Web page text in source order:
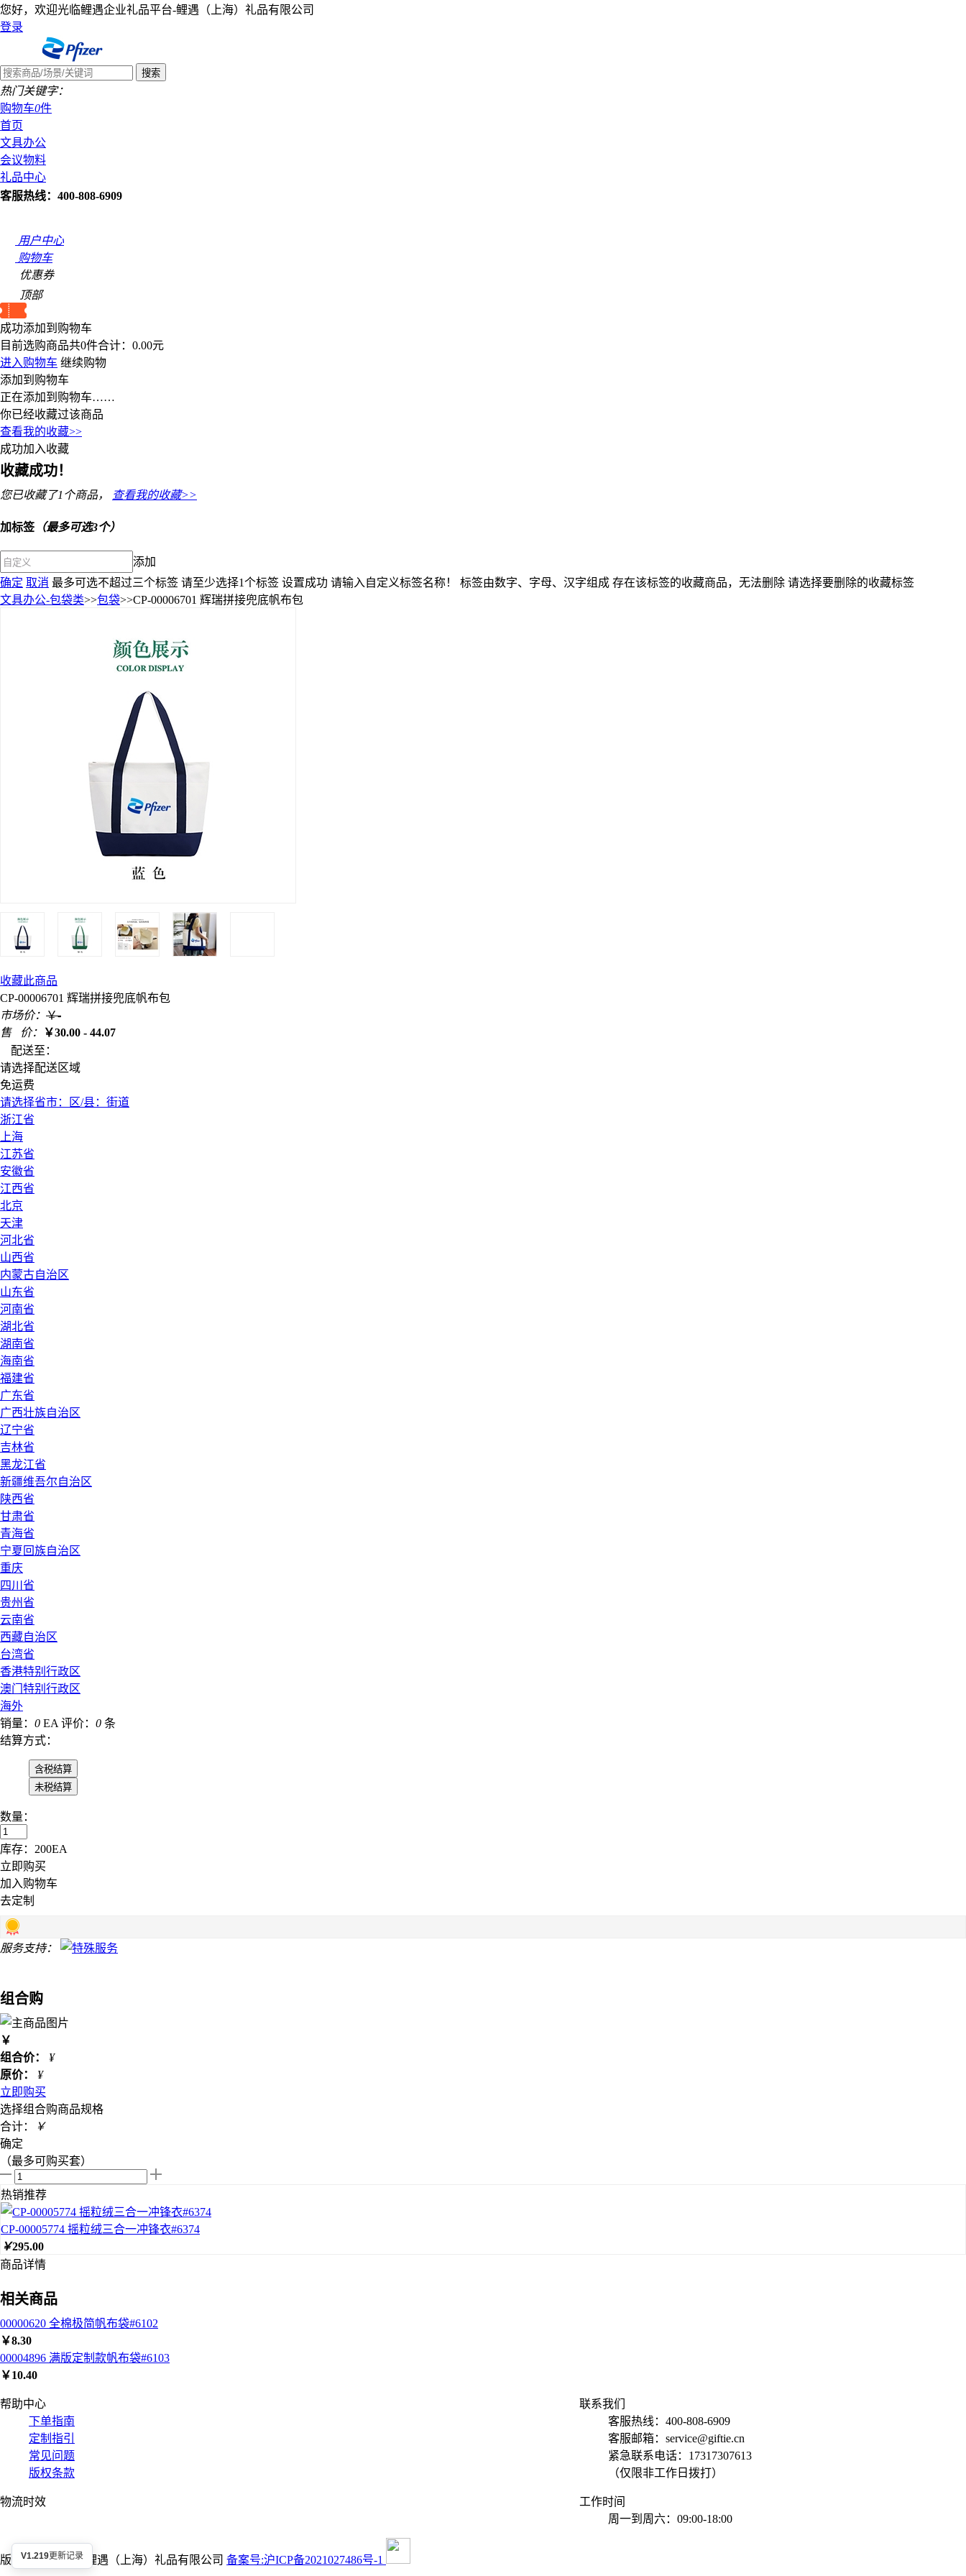
您好，欢迎光临鲤遇企业礼品平台-鲤遇（上海）礼品有限公司
登录
热门关键字：
购物车0件
首页
文具办公
会议物料
礼品中心
客服热线：400-808-6909
用户中心
购物车
优惠券
顶部
成功添加到购物车
目前选购商品共0件合计： 0.00元
进入购物车 继续购物
添加到购物车
正在添加到购物车……
你已经收藏过该商品
查看我的收藏>>
成功加入收藏
收藏成功！
您已收藏了1 个商品， 查看我的收藏>>
加标签 （最多可选3个）
添加
确定 取消 最多可选不超过三个标签 请至少选择1个标签 设置成功 请输入自定义标签名称！ 标签由数字、字母、汉字组成 存在该标签的收藏商品，无法删除 请选择要删除的收藏标签
文具办公-包袋类>>包袋>>CP-00006701 辉瑞拼接兜底帆布包
收藏此商品
CP-00006701 辉瑞拼接兜底帆布包
市场价： ￥-
售 价：
￥30.00 - 44.07
配送至：
请选择配送区域
免运费
请选择省市： 区/县： 街道
浙江省
上海
江苏省
安徽省
江西省
北京
天津
河北省
山西省
内蒙古自治区
山东省
河南省
湖北省
湖南省
海南省
福建省
广东省
广西壮族自治区
辽宁省
吉林省
黑龙江省
新疆维吾尔自治区
陕西省
甘肃省
青海省
宁夏回族自治区
重庆
四川省
贵州省
云南省
西藏自治区
台湾省
香港特别行政区
澳门特别行政区
海外
销量： 0 EA 评价： 0 条
结算方式：
数量：
库存： 200EA
立即购买
加入购物车
去定制
服务支持：
组合购
￥
组合价： ¥
原价： ¥
立即购买
选择组合购商品规格
合计：
￥
确定
（最多可购买套）
热销推荐
CP-00005774 摇粒绒三合一冲锋衣#6374
￥295.00
商品详情
相关商品
00000620 全棉极简帆布袋#6102
￥8.30
00004896 满版定制款帆布袋#6103
￥10.40
帮助中心
下单指南
定制指引
常见问题
版权条款
物流时效
联系我们
客服热线：400-808-6909
客服邮箱：service@giftie.cn
紧急联系电话：17317307613
（仅限非工作日拨打）
工作时间
周一到周六：09:00-18:00
版权所有 @2026 鲤遇（上海）礼品有限公司 备案号:沪ICP备2021027486号-1
V1.219更新记录